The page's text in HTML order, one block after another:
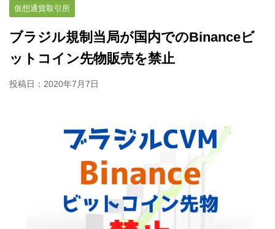
仮想通貨取引所
ブラジル規制当局が国内でのBinanceビ
ットコイン先物販売を禁止
投稿日： 2020年7月7日